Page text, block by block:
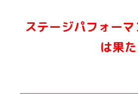
ステージパフォー
は果